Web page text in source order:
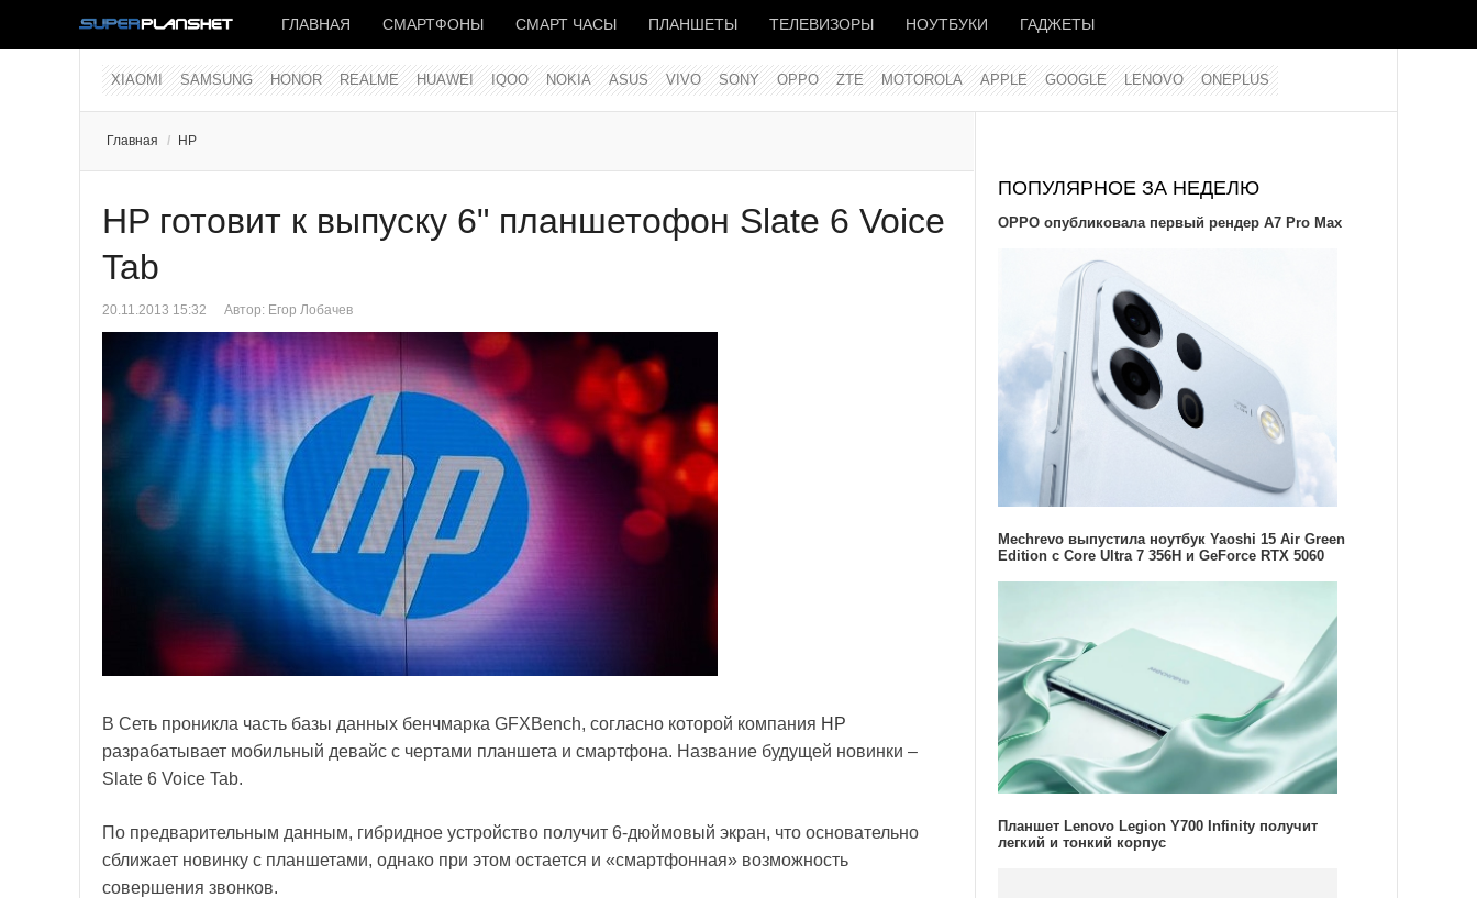
ГЛАВНАЯ СМАРТФОНЫ СМАРТ ЧАСЫ ПЛАНШЕТЫ ТЕЛЕВИЗОРЫ НОУТБУКИ ГАДЖЕТЫ
XIAOMI SAMSUNG HONOR REALME HUAWEI IQOO NOKIA ASUS VIVO SONY OPPO ZTE MOTOROLA APPLE GOOGLE LENOVO ONEPLUS
Главная / HP
HP готовит к выпуску 6" планшетофон Slate 6 Voice
Tab
20.11.2013 15:32 Автор: Егор Лобачев
В Сеть проникла часть базы данных бенчмарка GFXBench, согласно которой компания HP
разрабатывает мобильный девайс с чертами планшета и смартфона. Название будущей новинки –
Slate 6 Voice Tab.
По предварительным данным, гибридное устройство получит 6-дюймовый экран, что основательно
сближает новинку с планшетами, однако при этом остается и «смартфонная» возможность
совершения звонков.
ПОПУЛЯРНОЕ ЗА НЕДЕЛЮ
OPPO опубликовала первый рендер A7 Pro Max
Mechrevo выпустила ноутбук Yaoshi 15 Air Green
Edition с Core Ultra 7 356H и GeForce RTX 5060
Планшет Lenovo Legion Y700 Infinity получит
легкий и тонкий корпус